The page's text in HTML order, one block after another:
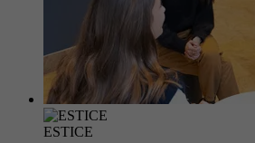
ESTICE